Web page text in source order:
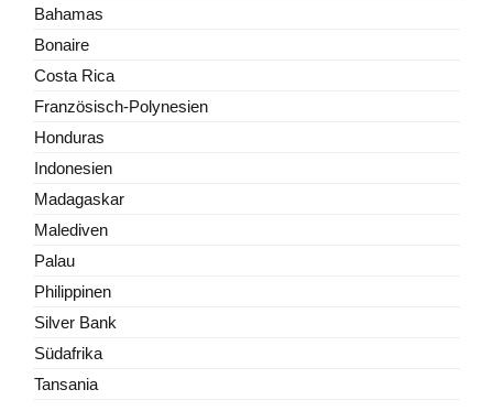
Bahamas
Bonaire
Costa Rica
Französisch-Polynesien
Honduras
Indonesien
Madagaskar
Malediven
Palau
Philippinen
Silver Bank
Südafrika
Tansania